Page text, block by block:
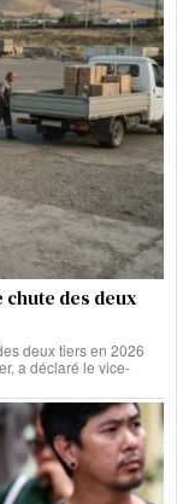
chute des deux
deux tiers en 2026
a déclaré le vice-